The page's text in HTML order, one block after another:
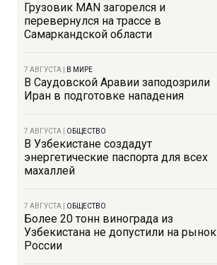
Грузовик MAN загорелся и
перевернулся на трассе в
Самаркандской области
7 АВГУСТА В МИРЕ
В Саудовской Аравии заподозрили
Иран в подготовке нападения
7 АВГУСТА ОБЩЕСТВО
В Узбекистане создадут
энергетические паспорта для всех
махаллей
7 АВГУСТА ОБЩЕСТВО
Более 20 тонн винограда из
Узбекистана не допустили на рынок
России